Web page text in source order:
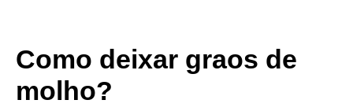
Como deixar graos de
molho?